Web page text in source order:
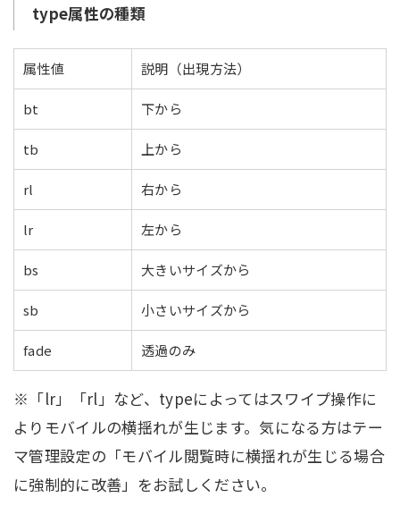
type属性の種類
属性値 説明（出現方法）
bt 下から
tb 上から
rl 右から
lr 左から
bs 大きいサイズから
sb 小さいサイズから
fade 透過のみ
※「lr」「rl」など、typeによってはスワイプ操作に
よりモバイルの横揺れが生じます。気になる方はテー
マ管理設定の「モバイル閲覧時に横揺れが生じる場合
に強制的に改善」をお試しください。